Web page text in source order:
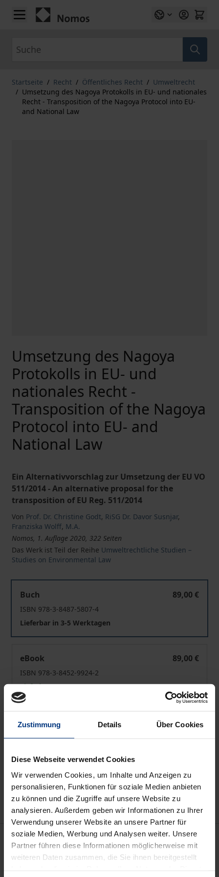
Zustimmung Details Über Cookies
Diese Webseite verwendet Cookies
Wir verwenden Cookies, um Inhalte und Anzeigen zu
personalisieren, Funktionen für soziale Medien anbieten
zu können und die Zugriffe auf unsere Website zu
analysieren. Außerdem geben wir Informationen zu Ihrer
Verwendung unserer Website an unsere Partner für
soziale Medien, Werbung und Analysen weiter. Unsere
Partner führen diese Informationen möglicherweise mit
weiteren Daten zusammen, die Sie ihnen bereitgestellt
Zum Inhalt springen
Startseite / Recht / Öffentliches Recht / Umweltrecht
/ Umsetzung des Nagoya Protokolls in EU- und nationales
Recht - Transposition of the Nagoya Protocol into EU-
and National Law
Umsetzung des Nagoya
Protokolls in EU- und
nationales Recht -
Transposition of the Nagoya
Protocol into EU- and
National Law
Ein Alternativvorschlag zur Umsetzung der EU VO
511/2014 - An alternative proposal for the
transposition of EU Reg. 511/2014
Von Prof. Dr. Christine Godt, RiSG Dr. Davor Susnjar,
Franziska Wolff, M.A.
Nomos, 1. Auflage 2020, 322 Seiten
Das Werk ist Teil der Reihe Umweltrechtliche Studien –
Studies on Environmental Law
Buch
89,00 €
ISBN 978-3-8487-5807-4
Lieferbar in 3-5 Werktagen
eBook
89,00 €
ISBN 978-3-8452-9924-2
Lieferbar
Preisangaben inkl. MwSt. Abhängig von der Lieferadresse
kann die MwSt. an der Kasse variieren.
In den Warenkorb
Zur Wunschliste hinzufügen
Hinweise zu Versandkosten
Beschreibung